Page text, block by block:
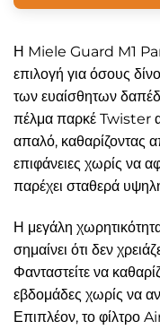
Η Miele Guard M1
επιλογή για όσους
των ευαίσθητων
πέλμα παρκέ Twister
απαλό, καθαρίζοντας
επιφάνειες χωρίς να
παρέχει σταθερά
Η μεγάλη
σημαίνει ότι δεν
Φανταστείτε να
εβδομάδες χωρίς να
Επιπλέον, το φίλτρο